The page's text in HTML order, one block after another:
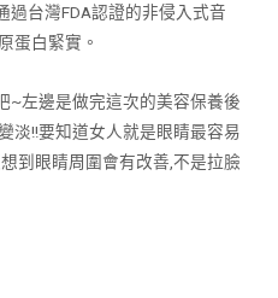
過台灣FDA認證的非侵入式音
原蛋白緊實。
~左邊是做完這次的美容保養後
淡!!要知道女人就是眼睛最容易
到眼睛周圍會有改善,不是拉臉